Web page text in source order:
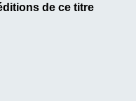
de ce titre